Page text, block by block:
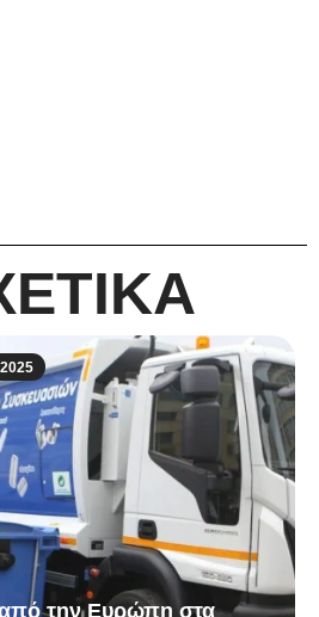
την Ευρώπη στα